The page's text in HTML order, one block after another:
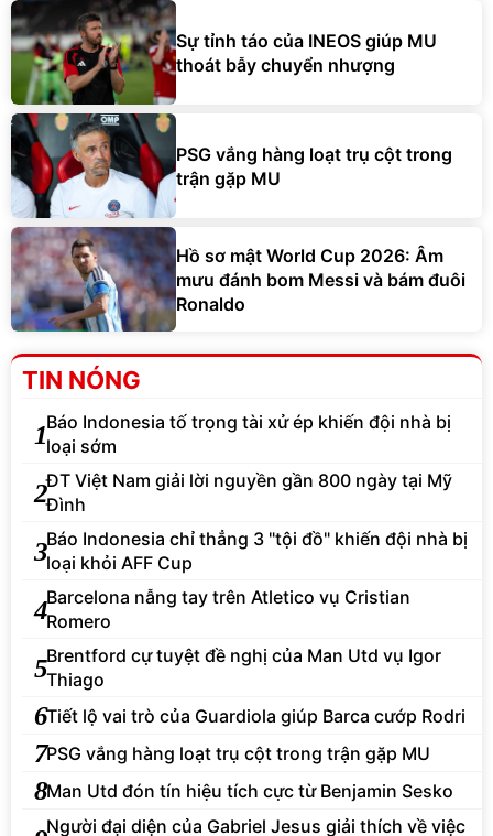
Sự tỉnh táo của INEOS giúp MU
thoát bẫy chuyển nhượng
PSG vắng hàng loạt trụ cột trong
trận gặp MU
Hồ sơ mật World Cup 2026: Âm
mưu đánh bom Messi và bám đuôi
Ronaldo
TIN NÓNG
1Báo Indonesia tố trọng tài xử ép khiến đội nhà bị
loại sớm
2ĐT Việt Nam giải lời nguyền gần 800 ngày tại Mỹ
Đình
3Báo Indonesia chỉ thẳng 3 "tội đồ" khiến đội nhà bị
loại khỏi AFF Cup
4Barcelona nẫng tay trên Atletico vụ Cristian
Romero
5Brentford cự tuyệt đề nghị của Man Utd vụ Igor
Thiago
6Tiết lộ vai trò của Guardiola giúp Barca cướp Rodri
7PSG vắng hàng loạt trụ cột trong trận gặp MU
8Man Utd đón tín hiệu tích cực từ Benjamin Sesko
Người đại diện của Gabriel Jesus giải thích về việc